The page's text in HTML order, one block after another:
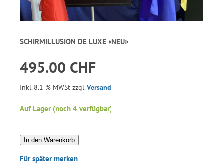
SCHIRMILLUSION DE LUXE «NEU»
495.00 CHF
Inkl. 8.1 % MWSt zzgl.Versand
Auf Lager (noch 4 verfügbar)
In den Warenkorb
Für später merken